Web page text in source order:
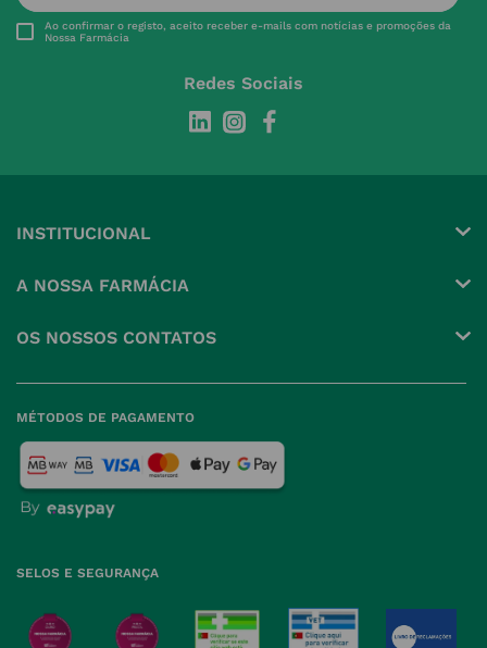
Ao confirmar o registo, aceito receber e-mails com notícias e promoções da
Nossa Farmácia
Redes Sociais
INSTITUCIONAL
A NOSSA FARMÁCIA
Política de Privacidade
Política de Cookies
Política de Devoluções
OS NOSSOS CONTATOS
Farmácias perto de si
MÉTODOS DE PAGAMENTO
SELOS E SEGURANÇA